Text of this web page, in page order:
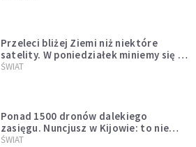
Przeleci bliżej Ziemi niż niektóre
satelity. W poniedziałek miniemy się z
asteroidą, która poprzedzi znacznie
ŚWIAT
Ponad 1500 dronów dalekiego
zasięgu. Nuncjusz w Kijowie: to nie
wygląda na wolę zakończenia wojny
ŚWIAT